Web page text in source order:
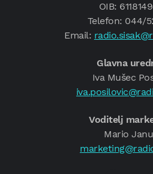
OIB:
Telefon: 044/
Email:
Glavna
Iva Mušec
Voditelj
Mario